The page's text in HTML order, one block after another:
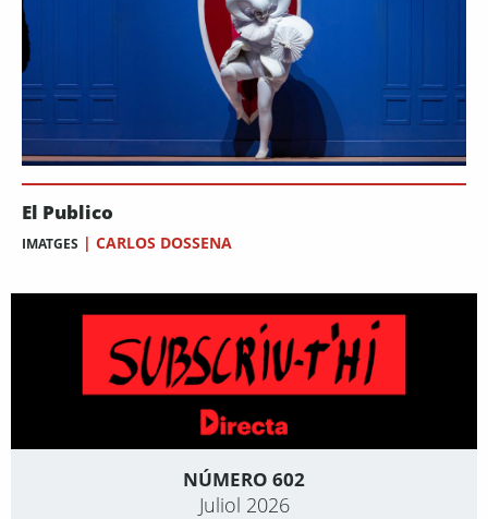
El Publico
IMATGES | CARLOS DOSSENA
NÚMERO 602
Juliol 2026